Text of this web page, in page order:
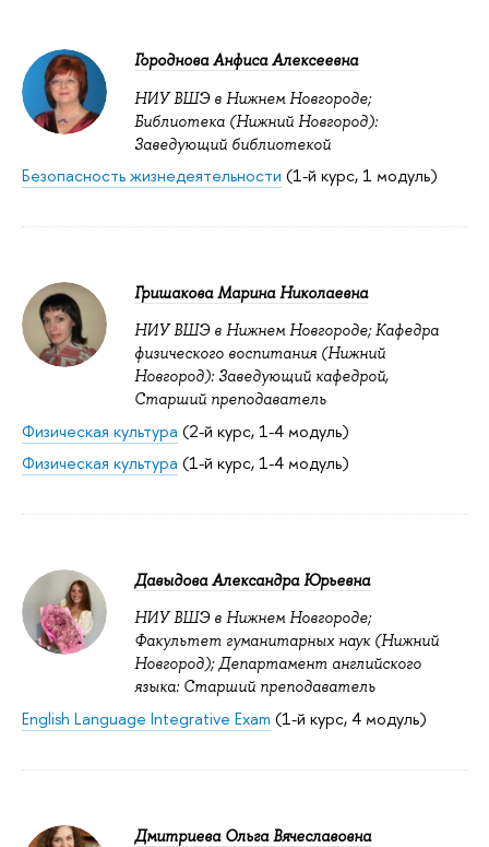
Городнова Анфиса Алексеевна
НИУ ВШЭ в Нижнем Новгороде;
Библиотека (Нижний Новгород):
Заведующий библиотекой
Безопасность жизнедеятельности (1-й курс, 1 модуль)
Гришакова Марина Николаевна
НИУ ВШЭ в Нижнем Новгороде; Кафедра
физического воспитания (Нижний
Новгород): Заведующий кафедрой,
Старший преподаватель
Физическая культура (2-й курс, 1-4 модуль)
Физическая культура (1-й курс, 1-4 модуль)
Давыдова Александра Юрьевна
НИУ ВШЭ в Нижнем Новгороде;
Факультет гуманитарных наук (Нижний
Новгород); Департамент английского
языка: Старший преподаватель
English Language Integrative Exam (1-й курс, 4 модуль)
Дмитриева Ольга Вячеславовна